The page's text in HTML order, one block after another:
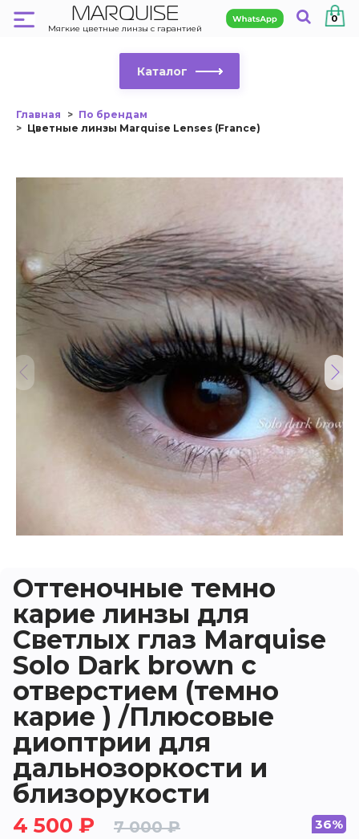
MARQUISE
Мягкие цветные линзы с гарантией
0
Каталог
Главная
По брендам
Цветные линзы Marquise Lenses (France)
Оттеночные темно
карие линзы для
Светлых глаз Marquise
Solo Dark brown с
отверстием (темно
карие ) /Плюсовые
диоптрии для
дальнозоркости и
близорукости
4 500 ₽ 7 000 ₽ 36%